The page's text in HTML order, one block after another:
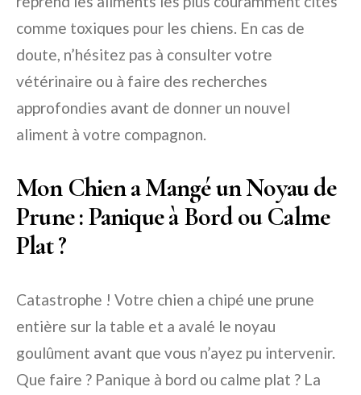
comme toxiques pour les chiens. En cas de
doute, n’hésitez pas à consulter votre
vétérinaire ou à faire des recherches
approfondies avant de donner un nouvel
aliment à votre compagnon.
Mon Chien a Mangé un Noyau de
Prune : Panique à Bord ou Calme
Plat ?
Catastrophe ! Votre chien a chipé une prune
entière sur la table et a avalé le noyau
goulûment avant que vous n’ayez pu intervenir.
Que faire ? Panique à bord ou calme plat ? La